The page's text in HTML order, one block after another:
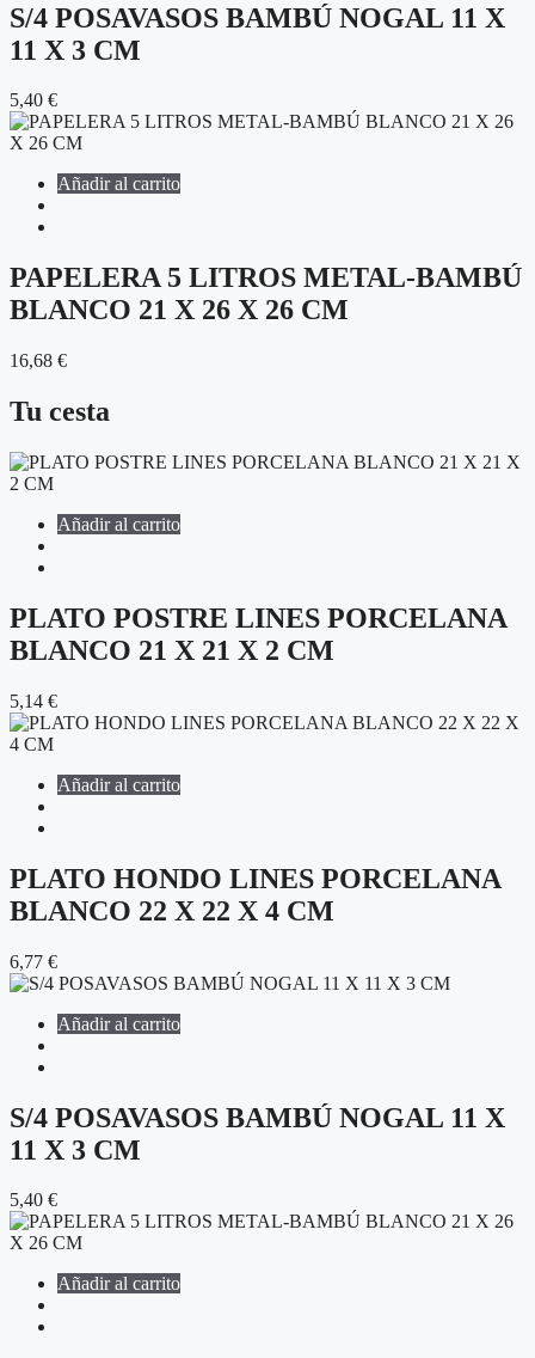
S/4 POSAVASOS BAMBÚ NOGAL 11 X
11 X 3 CM
5,40 €
Añadir al carrito
PAPELERA 5 LITROS METAL-BAMBÚ
BLANCO 21 X 26 X 26 CM
16,68 €
Tu cesta
Añadir al carrito
PLATO POSTRE LINES PORCELANA
BLANCO 21 X 21 X 2 CM
5,14 €
Añadir al carrito
PLATO HONDO LINES PORCELANA
BLANCO 22 X 22 X 4 CM
6,77 €
Añadir al carrito
S/4 POSAVASOS BAMBÚ NOGAL 11 X
11 X 3 CM
5,40 €
Añadir al carrito